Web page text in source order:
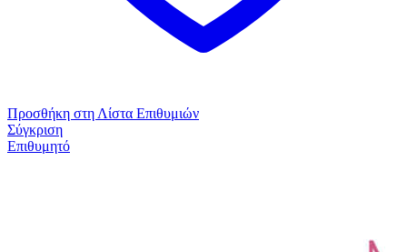
Προσθήκη στη Λίστα Επιθυμιών
Σύγκριση
Επιθυμητό